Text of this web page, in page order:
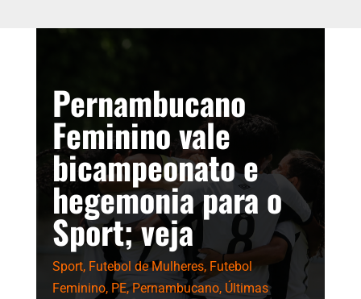
Pernambucano
Feminino vale
bicampeonato e
hegemonia para o
Sport; veja
Sport, Futebol de Mulheres, Futebol
Feminino, PE,Pernambucano, Últimas